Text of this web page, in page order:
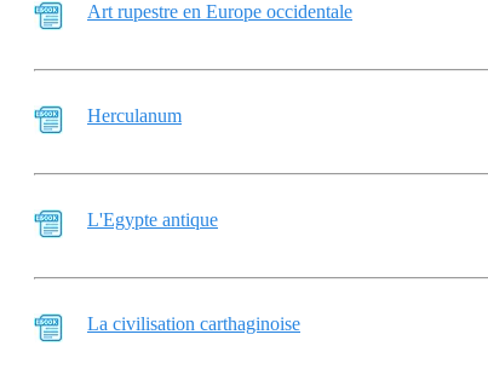
Art rupestre en Europe occidentale
Herculanum
L'Egypte antique
La civilisation carthaginoise